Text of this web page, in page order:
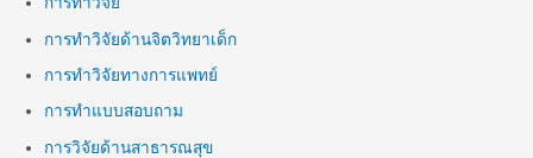
การทำวิจัยด้านจิตวิทยาเด็ก
การทำวิจัยทางการแพทย์
การทำแบบสอบถาม
การวิจัยด้านสาธารณสุข